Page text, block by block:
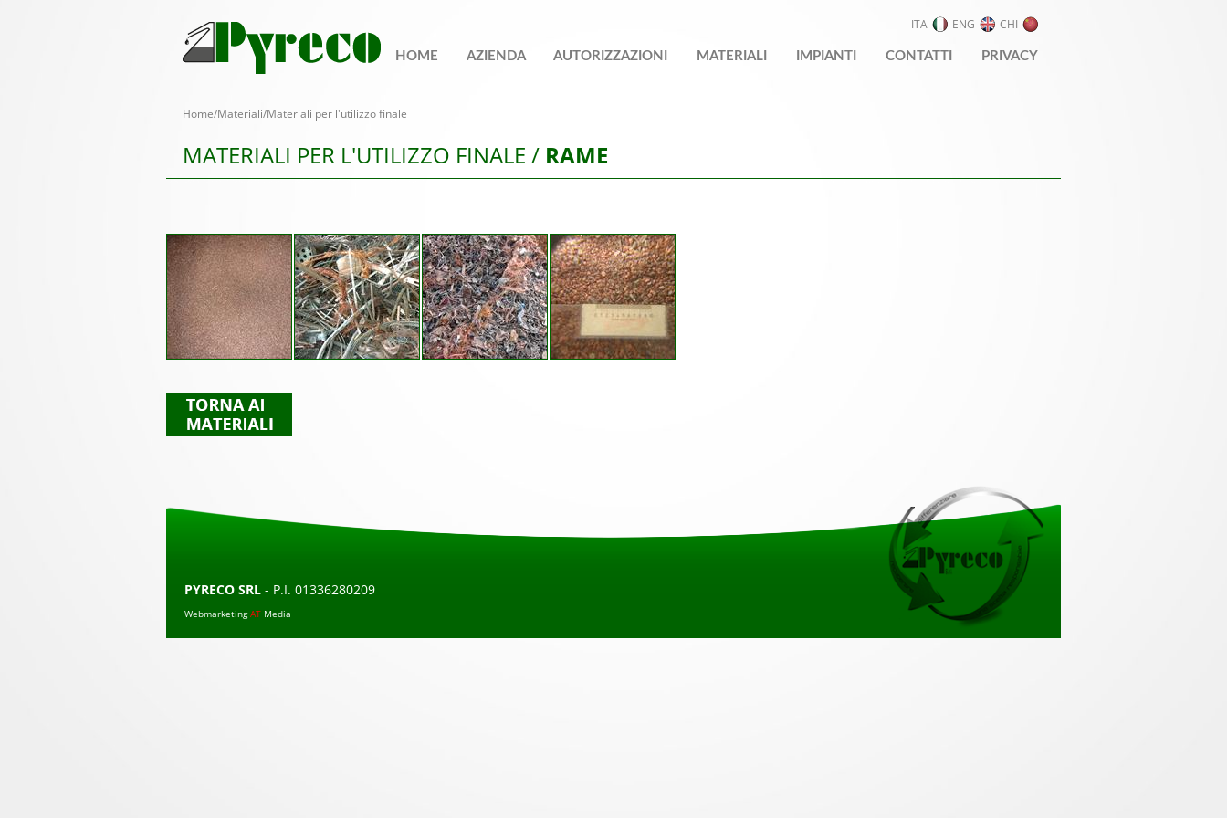
ITA ENG CHI
HOME AZIENDA AUTORIZZAZIONI MATERIALI IMPIANTI CONTATTI PRIVACY
Home/Materiali/Materiali per l'utilizzo finale
MATERIALI PER L'UTILIZZO FINALE / RAME
PYRECO SRL - P.I. 01336280209
WebmarketingAT Media